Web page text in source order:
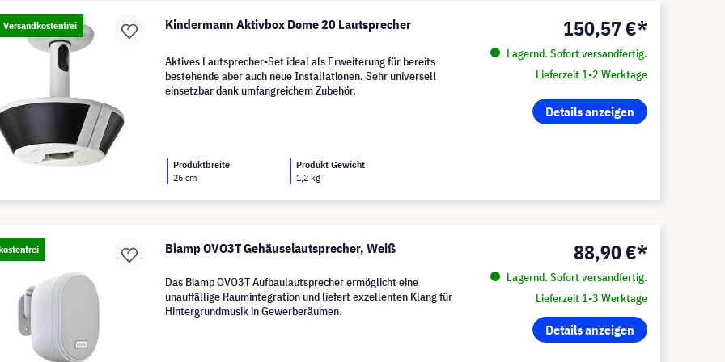
Versandkostenfrei Kindermann Aktivbox Dome 20 Lautsprecher 150,57 €*
Lagernd. Sofort versandfertig.
Lieferzeit 1-2 Werktage
Details anzeigen
Aktives Lautsprecher-Set ideal als Erweiterung für bereits
bestehende aber auch neue Installationen. Sehr universell
einsetzbar dank umfangreichem Zubehör.
Produktbreite
25 cm
Produkt Gewicht
1,2 kg
Biamp OVO3T Gehäuselautsprecher, Weiß 88,90 €*
Lagernd. Sofort versandfertig.
Lieferzeit 1-3 Werktage
Details anzeigen
Das Biamp OVO3T Aufbaulautsprecher ermöglicht eine
unauffällige Raumintegration und liefert exzellenten Klang für
Hintergrundmusik in Gewerberäumen.